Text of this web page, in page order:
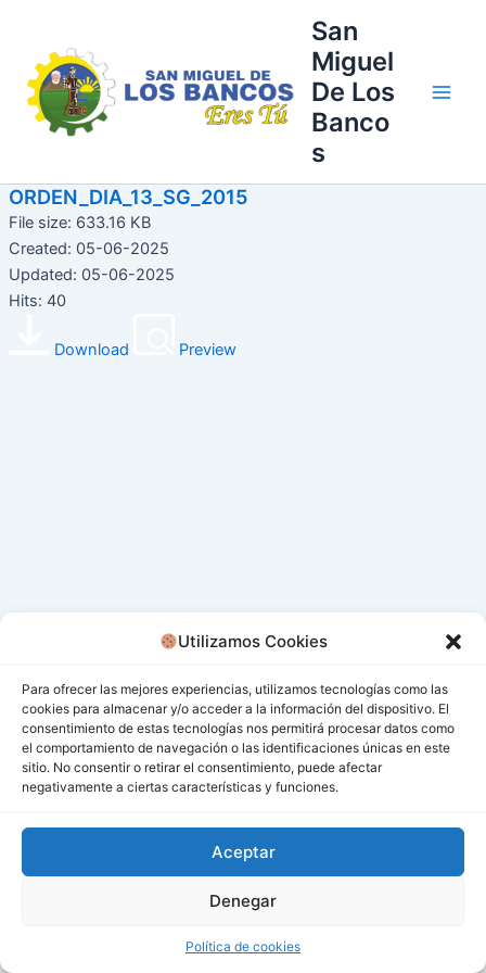
Utilizamos Cookies
Para ofrecer las mejores experiencias, utilizamos tecnologías como las
cookies para almacenar y/o acceder a la información del dispositivo. El
consentimiento de estas tecnologías nos permitirá procesar datos como
el comportamiento de navegación o las identificaciones únicas en este
sitio. No consentir o retirar el consentimiento, puede afectar
negativamente a ciertas características y funciones.
Aceptar
Denegar
Política de cookies
contenido
San
Miguel
De Los
Banco
s
ORDEN_DIA_13_SG_2015
File size: 633.16 KB
Created: 05-06-2025
Updated: 05-06-2025
Hits: 40
Download Preview
Todos los derechos © 2026 San Miguel De Los Bancos |